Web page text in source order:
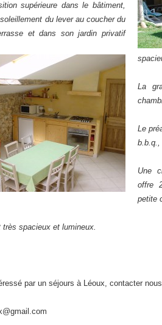
supérieure dans le bâtiment,
du lever au coucher du
et dans son jardin privatif
La
Le
b.b.q.,
Une
offre
petite
très spacieux et lumineux.
par un séjours à Léoux, contacter